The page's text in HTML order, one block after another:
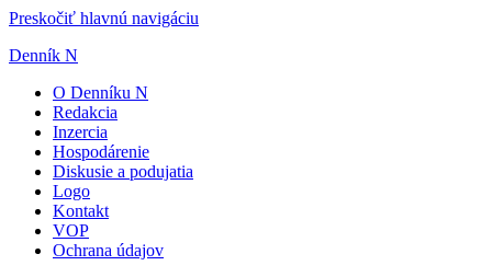
Preskočiť hlavnú navigáciu
Denník N
O Denníku N
Redakcia
Inzercia
Hospodárenie
Diskusie a podujatia
Logo
Kontakt
VOP
Ochrana údajov